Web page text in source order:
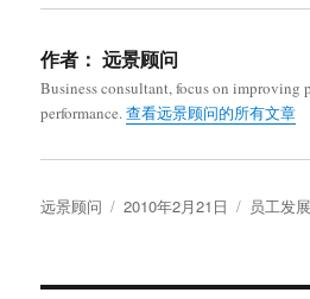
作者： 远景顾问
Business consultant, focus on improving
performance.查看远景顾问的所有文章
作
远景顾问
发
2010年2月21日
分
员工发展